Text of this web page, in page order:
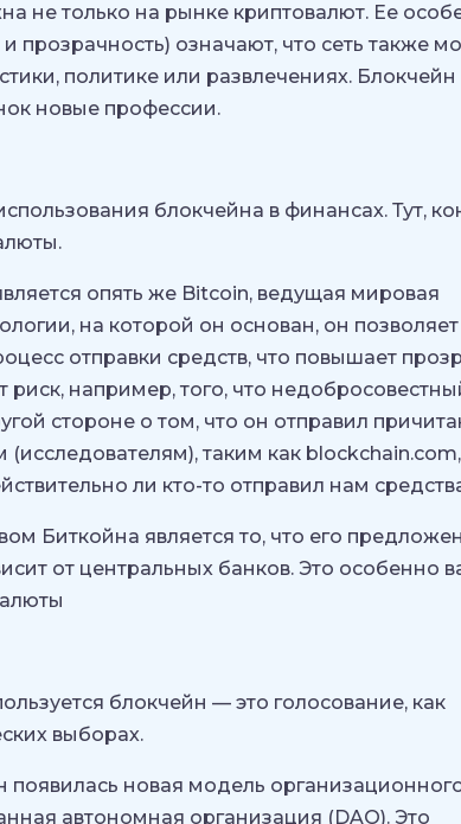
не только на рынке криптовалют. Ее
прозрачность) означают, что сеть также
политике или развлечениях. Блокчейн
новые профессии.
блокчейна в финансах. Тут,
опять же Bitcoin, ведущая мировая
на которой он основан, он позволяет
отправки средств, что повышает
риск, например, того, что
стороне о том, что он отправил
таким как blockchain.com,
ли кто-то отправил нам
Биткойна является то, что его
от центральных банков. Это особенно
блокчейн — это голосование, как
выборах.
появилась новая модель
автономная организация (DAO). Это